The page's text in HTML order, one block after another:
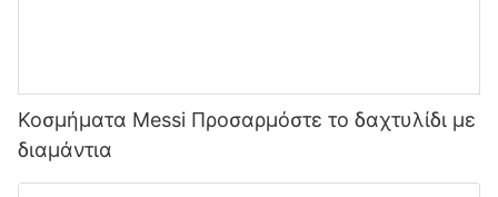
Κοσμήματα Messi Προσαρμόστε το δαχτυλίδι με
διαμάντια